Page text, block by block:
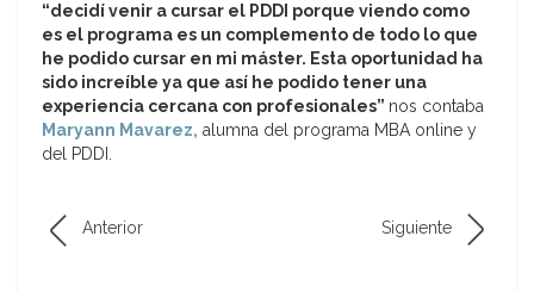
“decidí venir a cursar el PDDI porque viendo como
es el programa es un complemento de todo lo que
he podido cursar en mi máster. Esta oportunidad ha
sido increíble ya que así he podido tener una
experiencia cercana con profesionales” nos contaba
Maryann Mavarez, alumna del programa MBA online y
del PDDI.
Anterior Siguiente